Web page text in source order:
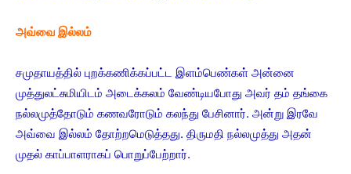
அவ்வை இல்லம்
சமுதாயத்தில் புறக்கணிக்கப்பட்ட இளம்பெண்கள் அன்னை
முத்துலட்சுமியிடம் அடைக்கலம் வேண்டியபோது அவர் தம் தங்கை
நல்லமுத்தோடும் கணவரோடும் கலந்து பேசினார். அன்று இரவே
அவ்வை இல்லம் தோற்றமெடுத்தது. திருமதி நல்லமுத்து அதன்
முதல் காப்பாளராகப் பொறுப்பேற்றார்.